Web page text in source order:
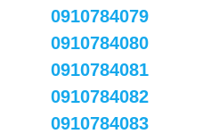
0910784079
0910784080
0910784081
0910784082
0910784083